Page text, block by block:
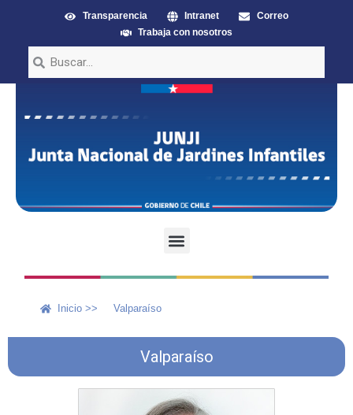
Transparencia Intranet
Correo
Trabaja con nosotros
Inicio >> Valparaíso
Valparaíso